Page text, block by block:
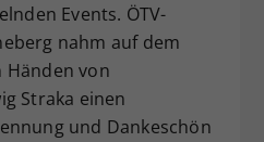
Events. ÖTV-
nahm auf dem
Händen von
Straka einen
und Dankeschön